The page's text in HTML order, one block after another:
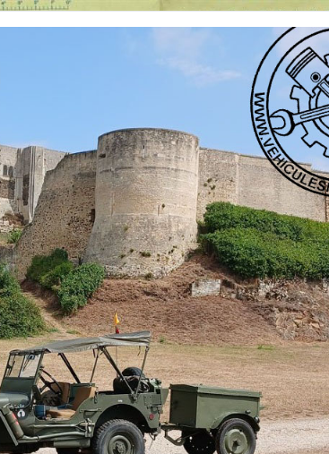
De nombreuses rubriques sont à votre disposition pour vous venir en